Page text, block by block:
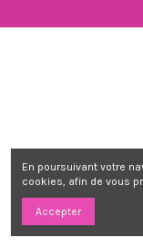
En poursuivant votre
cookies, afin de vous
Accepter